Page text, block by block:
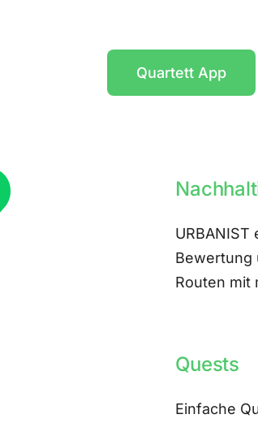
Quartett App
Bewertung
Routen mit
Quests
Einfache